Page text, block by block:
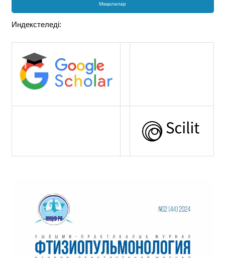
Мақалалар
Индекстеледі: